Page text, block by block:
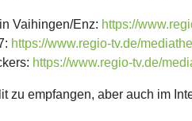
Vaihingen/Enz: https://
https://www.regio-tv.de/
https://www.regio-tv.de/
zu empfangen, aber auch im